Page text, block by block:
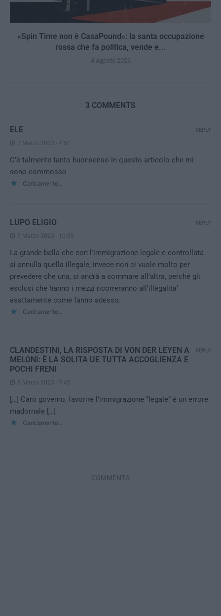
«Spin Time non è CasaPound»: la santa occupazione
rossa che fa politica, vende e...
4 Agosto 2026
3 COMMENTS
ELE
7 Marzo 2023 - 4:51
C’è talmente tanto buonsenso in questo articolo che mi
sono commosso
Caricamento...
REPLY
LUPO ELIGIO
7 Marzo 2023 - 10:09
La grande balla che con l’immigrazione legale e controllata
si annulla quella illegale, invece non ci vuole molto per
prevedere che una, si andrà a sommare all’altra, perché gli
esclusi che hanno i mezzi ricorreranno all’illegalita’
esattamente come fanno adesso.
Caricamento...
REPLY
CLANDESTINI, LA RISPOSTA DI VON DER LEYEN A
MELONI: È LA SOLITA UE TUTTA ACCOGLIENZA E
POCHI FRENI
8 Marzo 2023 - 7:45
[…] Caro governo, favorire l’immigrazione “legale” è un errore
madornale […]
Caricamento...
REPLY
COMMENTA